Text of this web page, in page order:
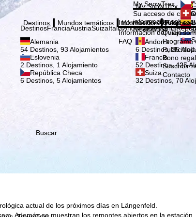
My SnowTrex
My SnowTrex
Su acceso de
información sobre
reservados.
Destinos
DestinosFranciaAustriaSuizaItaliaAndorraAlemania
Alemania
54 Destinos, 93 Alojamientos
Andorra
6 Destinos, 35
Eslovenia
2 Destinos, 1 Alojamiento
Francia
52 Destinos, 425
República Checa
6 Destinos, 5 Alojamientos
Suiza
32 Destinos, 70
Mundos temáticos Información
Información del viaje
Información del viaje
FAQ
Empresa
Quien
Quien
Programa
Bono
Suscribir
Contacto
Buscar
actual de los próximos días en Längenfeld.
Además se muestran los remontes abiertos en la estación